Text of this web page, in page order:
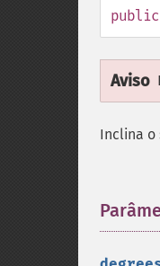
public
Aviso
Inclina o